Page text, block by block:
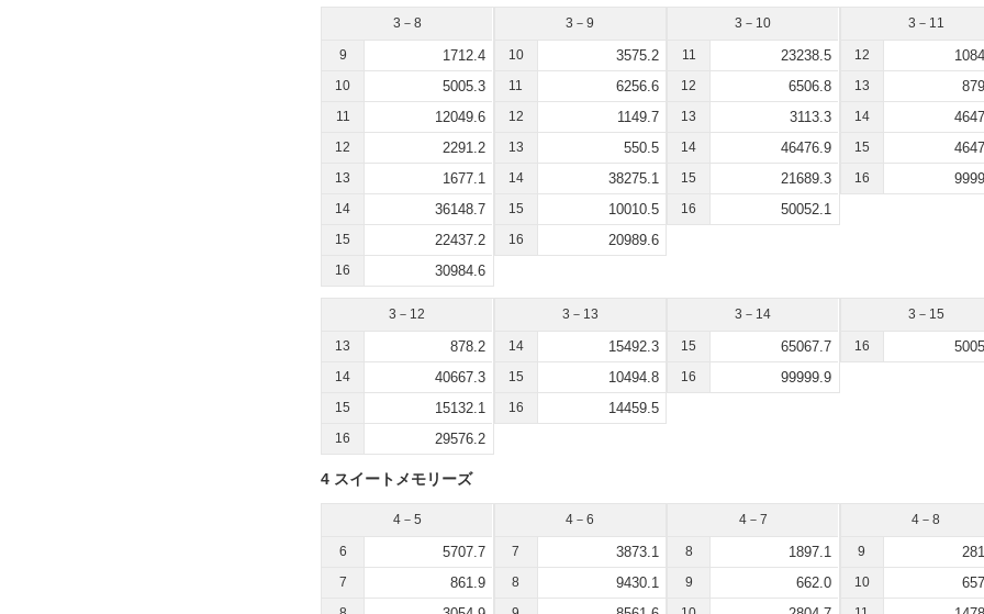
3－8
9 1712.4
10 5005.3
11 12049.6
12 2291.2
13 1677.1
14 36148.7
15 22437.2
16 30984.6
3－9
10 3575.2
11 6256.6
12 1149.7
13 550.5
14 38275.1
15 10010.5
16 20989.6
3－10
11 23238.5
12 6506.8
13 3113.3
14 46476.9
15 21689.3
16 50052.1
3－11
12
13
14
15
16
3－12
13 878.2
14 40667.3
15 15132.1
16 29576.2
3－13
14 15492.3
15 10494.8
16 14459.5
3－14
15 65067.7
16 99999.9
3－15
16
4 スイートメモリーズ
4－5
6 5707.7
7 861.9
4－6
7 3873.1
8 9430.1
4－7
8 1897.1
9 662.0
4－8
9
10